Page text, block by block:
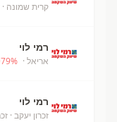
קרית שמונה
רמי לוי
אריאל · Ari'el
79%
רמי לוי
זכרון יעקב ·